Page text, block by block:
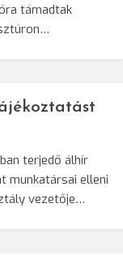
támadtak
terjedő álhír
munkatársai elleni
vezetője…